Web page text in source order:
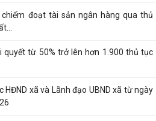
hạng chức danh nghề nghiệp giáo
II...
đoạt tài sản ngân hàng qua thủ
quyết từ 50% trở lên hơn 1.900 thủ tục